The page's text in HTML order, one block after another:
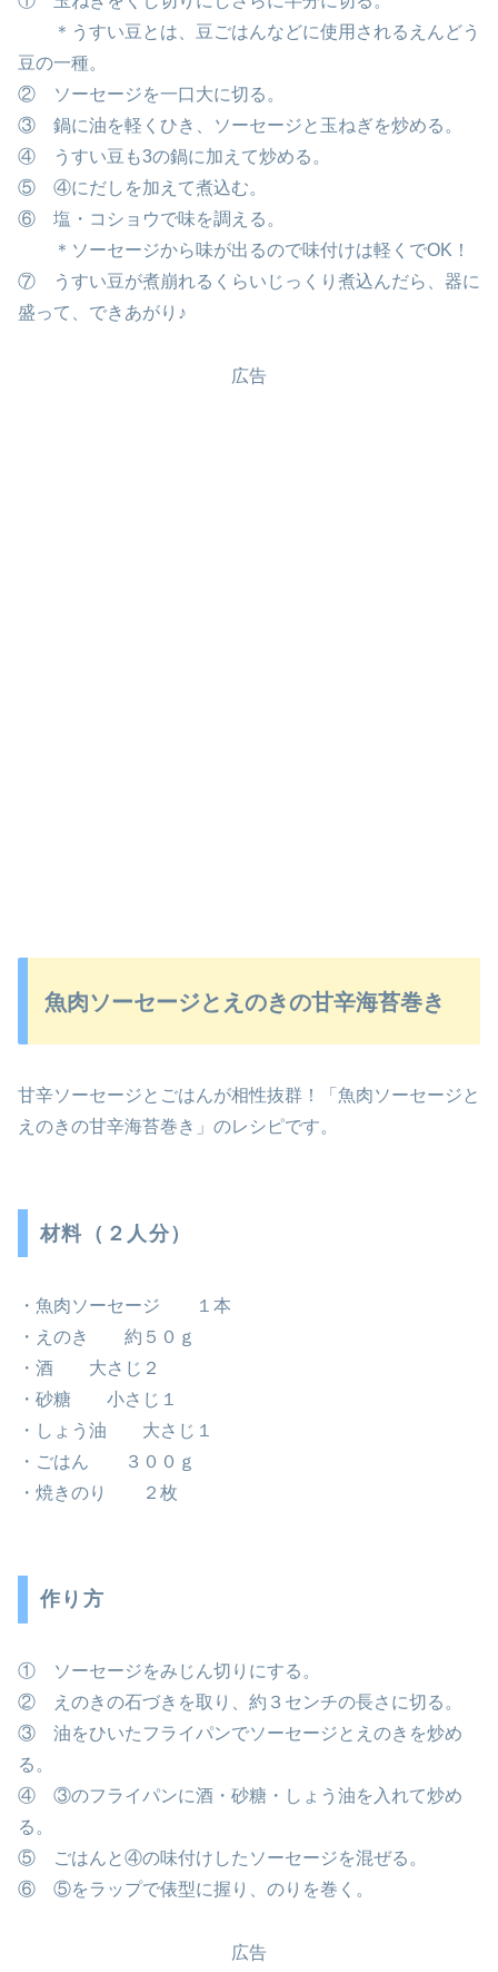
＊うすい豆とは、豆ごはんなどに使用されるえんどう
豆の一種。
② ソーセージを一口大に切る。
③ 鍋に油を軽くひき、ソーセージと玉ねぎを炒める。
④ うすい豆も3の鍋に加えて炒める。
⑤ ④にだしを加えて煮込む。
⑥ 塩・コショウで味を調える。
＊ソーセージから味が出るので味付けは軽くでOK！
⑦ うすい豆が煮崩れるくらいじっくり煮込んだら、器に
盛って、できあがり♪
広告
魚肉ソーセージとえのきの甘辛海苔巻き
甘辛ソーセージとごはんが相性抜群！「魚肉ソーセージと
えのきの甘辛海苔巻き」のレシピです。
材料（２人分）
・魚肉ソーセージ １本
・えのき 約５０ｇ
・酒 大さじ２
・砂糖 小さじ１
・しょう油 大さじ１
・ごはん ３００ｇ
・焼きのり ２枚
作り方
① ソーセージをみじん切りにする。
② えのきの石づきを取り、約３センチの長さに切る。
③ 油をひいたフライパンでソーセージとえのきを炒め
る。
④ ③のフライパンに酒・砂糖・しょう油を入れて炒め
る。
⑤ ごはんと④の味付けしたソーセージを混ぜる。
⑥ ⑤をラップで俵型に握り、のりを巻く。
広告